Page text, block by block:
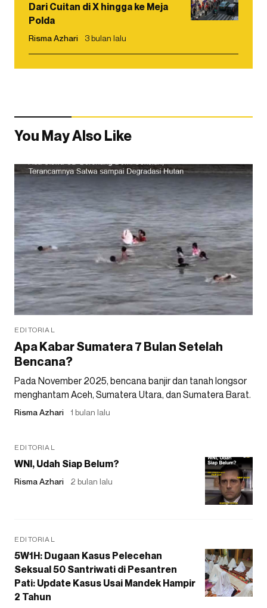
Dari Cuitan di X hingga ke Meja
Polda
Risma Azhari 3 bulan lalu
You May Also Like
EDITORIAL
Apa Kabar Sumatera 7 Bulan Setelah
Bencana?
Pada November 2025, bencana banjir dan tanah longsor
menghantam Aceh, Sumatera Utara, dan Sumatera Barat.
Risma Azhari 1 bulan lalu
EDITORIAL
WNI, Udah Siap Belum?
Risma Azhari 2 bulan lalu
EDITORIAL
5W1H: Dugaan Kasus Pelecehan
Seksual 50 Santriwati di Pesantren
Pati: Update Kasus Usai Mandek Hampir
2 Tahun